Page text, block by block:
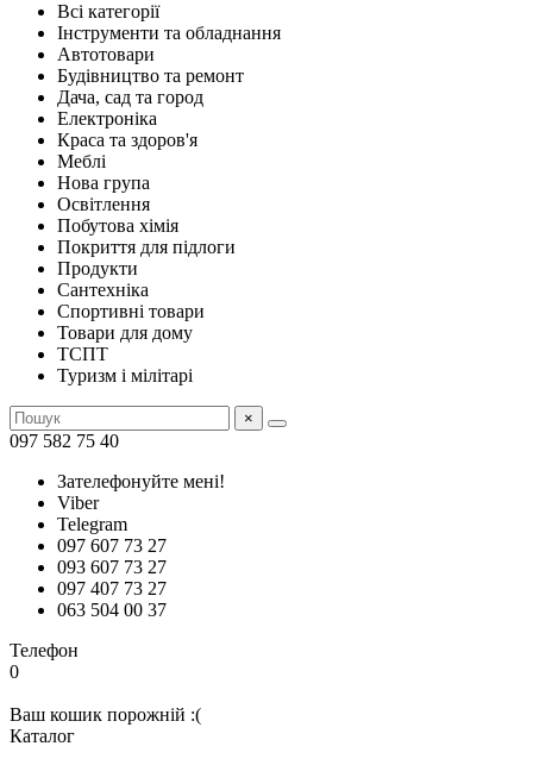
Всі категорії
Інструменти та обладнання
Автотовари
Будівництво та ремонт
Дача, сад та город
Електроніка
Краса та здоров'я
Меблі
Нова група
Освітлення
Побутова хімія
Покриття для підлоги
Продукти
Сантехніка
Спортивні товари
Товари для дому
ТСПТ
Туризм і мілітарі
×
097 582 75 40
Зателефонуйте мені!
Viber
Telegram
097 607 73 27
093 607 73 27
097 407 73 27
063 504 00 37
Телефон
0
Ваш кошик порожній :(
Каталог